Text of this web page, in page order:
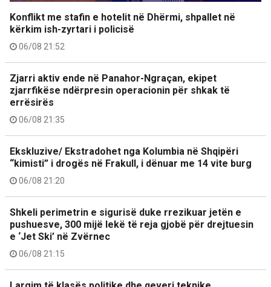
Konflikt me stafin e hotelit në Dhërmi, shpallet në
kërkim ish-zyrtari i policisë
06/08 21:52
Zjarri aktiv ende në Panahor-Ngraçan, ekipet
zjarrfikëse ndërpresin operacionin për shkak të
errësirës
06/08 21:35
Ekskluzive/ Ekstradohet nga Kolumbia në Shqipëri
“kimisti” i drogës në Frakull, i dënuar me 14 vite burg
06/08 21:20
Shkeli perimetrin e sigurisë duke rrezikuar jetën e
pushuesve, 300 mijë lekë të reja gjobë për drejtuesin
e ‘Jet Ski’ në Zvërnec
06/08 21:15